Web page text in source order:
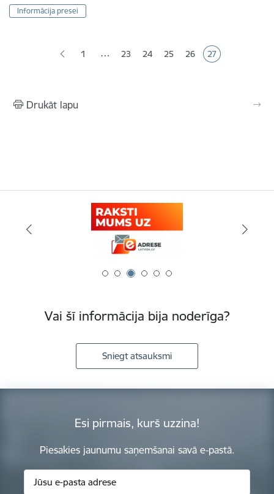
Informācija presei
1 … Lapa
23 Lapa
24 Lapa
25 Lapa
26 Pašreizējā lapa
27
Drukāt lapu
Vai šī informācija bija noderīga?
Sniegt atsauksmi
Esi pirmais, kurš uzzina!
Piesakies jaunumu saņemšanai savā e-pastā.